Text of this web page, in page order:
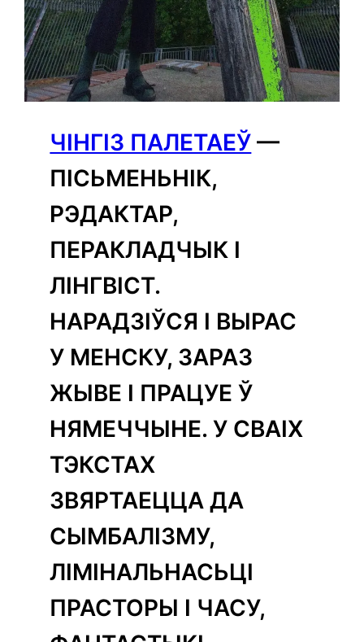
ЧІНГІЗ ПАЛЕТАЕЎ —
ПІСЬМЕНЬНІК,
РЭДАКТАР,
ПЕРАКЛАДЧЫК І
ЛІНГВІСТ.
НАРАДЗІЎСЯ І ВЫРАС
У МЕНСКУ, ЗАРАЗ
ЖЫВЕ І ПРАЦУЕ Ў
НЯМЕЧЧЫНЕ. У СВАІХ
ТЭКСТАХ
ЗВЯРТАЕЦЦА ДА
СЫМБАЛІЗМУ,
ЛІМІНАЛЬНАСЬЦІ
ПРАСТОРЫ І ЧАСУ,